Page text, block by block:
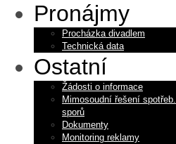
Pronájmy
Procházka divadlem
Technická data
Ostatní
Žádosti o informace
Mimosoudní řešení spotřeb.
sporů
Dokumenty
Monitoring reklamy